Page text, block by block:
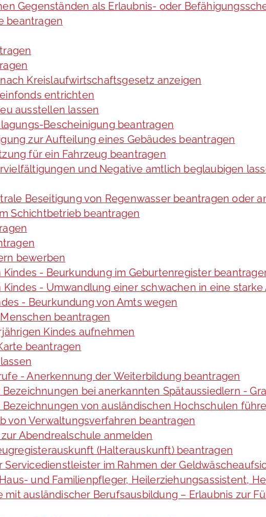
Gegenständen als Erlaubnis- oder
beantragen
Kreislaufwirtschaftsgesetz anzeigen
entrichten
ausstellen lassen
Bescheinigung beantragen
zur Aufteilung eines Gebäudes beantragen
für ein Fahrzeug beantragen
und Negative amtlich beglaubigen
Beseitigung von Regenwasser beantragen oder
Schichtbetrieb beantragen
bewerben
- Beurkundung im Geburtenregister
- Umwandlung einer schwachen in eine starke
- Beurkundung von Amts wegen
beantragen
Kindes aufnehmen
beantragen
- Anerkennung der Weiterbildung beantragen
bei anerkannten Spätaussiedlern -
von ausländischen Hochschulen
von Verwaltungsverfahren beantragen
Abendrealschule anmelden
(Halterauskunft) beantragen
im Rahmen der
und Familienpfleger, Heilerziehungsassistent,
mit ausländischer Berufsausbildung – Erlaubnis zur